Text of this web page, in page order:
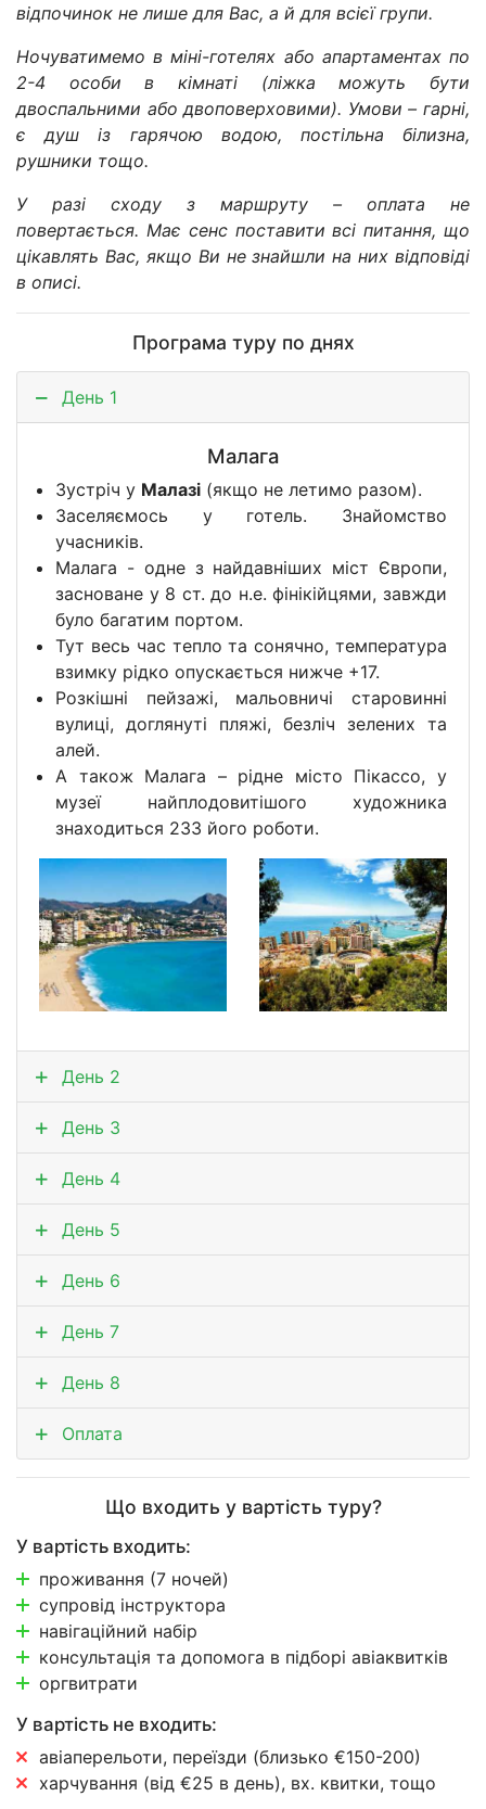
відпочинок не лише для Вас, а й для всієї групи.
Ночуватимемо в міні-готелях або апартаментах по
2-4 особи в кімнаті (ліжка можуть бути
двоспальними або двоповерховими). Умови – гарні,
є душ із гарячою водою, постільна білизна,
рушники тощо.
У разі сходу з маршруту – оплата не
повертається. Має сенс поставити всі питання, що
цікавлять Вас, якщо Ви не знайшли на них відповіді
в описі.
Програма туру по днях
День 1
Малага
Зустріч у Малазі (якщо не летимо разом).
Заселяємось у готель. Знайомство
учасників.
Малага - одне з найдавніших міст Європи,
засноване у 8 ст. до н.е. фінікійцями, завжди
було багатим портом.
Тут весь час тепло та сонячно, температура
взимку рідко опускається нижче +17.
Розкішні пейзажі, мальовничі старовинні
вулиці, доглянуті пляжі, безліч зелених та
алей.
А також Малага – рідне місто Пікассо, у
музеї найплодовитішого художника
знаходиться 233 його роботи.
День 2
День 3
День 4
День 5
День 6
День 7
День 8
Оплата
Що входить у вартість туру?
У вартість входить:
проживання (7 ночей)
супровід інструктора
навігаційний набір
консультація та допомога в підборі авіаквитків
оргвитрати
У вартість не входить:
авіаперельоти, переїзди (близько €150-200)
харчування (від €25 в день), вх. квитки, тощо